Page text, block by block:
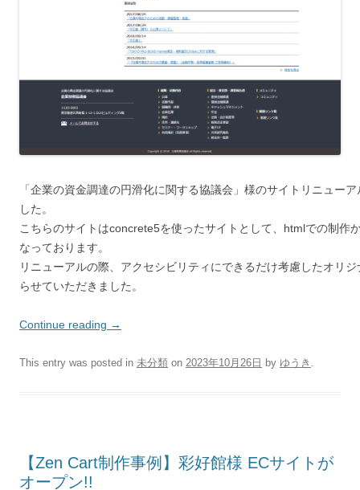
「企業の資金調達の円滑化に関する協議会」様のサイトリニュー
した。
こちらのサイトはconcrete5を使ったサイトとして、htmlでの制作
なっております。
リニューアルの際、アクセシビリティにできるだけ考慮したオリ
らせていただきました。
Continue reading →
This entry was posted in 未分類 on 2023年10月26日 by ゆうき .
【Zen Cart制作事例】彩好館様 ECサイトが
オープン!!